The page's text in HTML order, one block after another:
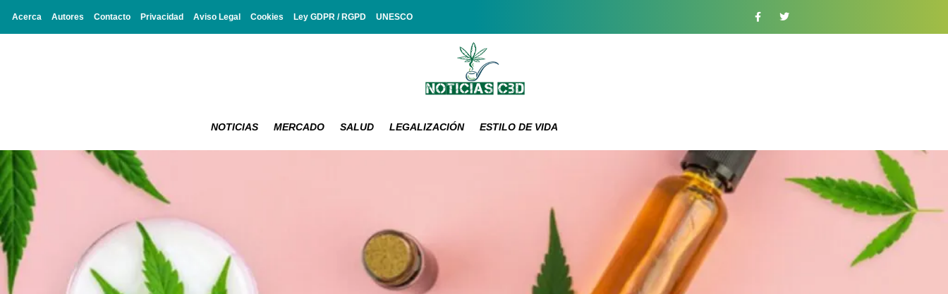
Acerca Autores Contacto Privacidad Aviso Legal Cookies Ley GDPR / RGPD UNESCO
NOTICIAS MERCADO SALUD LEGALIZACIÓN ESTILO DE VIDA